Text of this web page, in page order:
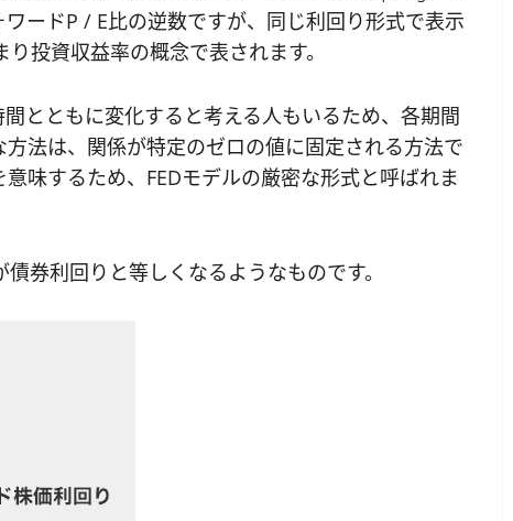
ードP / E比の逆数ですが、同じ利回り形式で表示
投資収益率の概念で表されます。
とともに変化すると考える人もいるため、各期間
法は、関係が特定のゼロの値に固定される方法で
味するため、FEDモデルの厳密な形式と呼ばれま
券利回りと等しくなるようなものです。